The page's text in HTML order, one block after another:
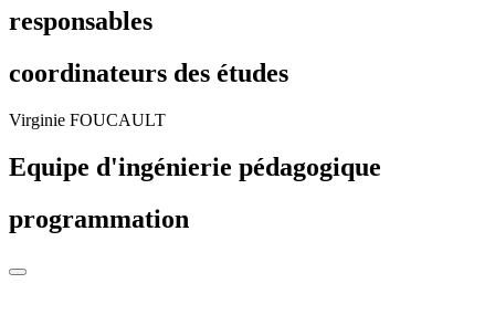
responsables
coordinateurs des études
Virginie FOUCAULT
Equipe d'ingénierie pédagogique
programmation